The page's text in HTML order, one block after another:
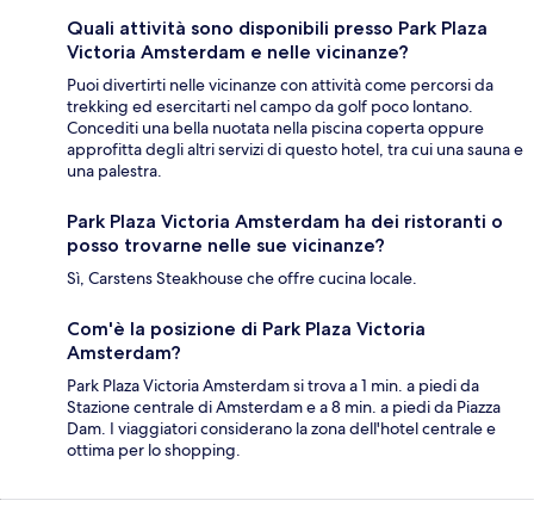
Quali attività sono disponibili presso Park Plaza
Victoria Amsterdam e nelle vicinanze?
Puoi divertirti nelle vicinanze con attività come percorsi da
trekking ed esercitarti nel campo da golf poco lontano.
Concediti una bella nuotata nella piscina coperta oppure
approfitta degli altri servizi di questo hotel, tra cui una sauna e
una palestra.
Park Plaza Victoria Amsterdam ha dei ristoranti o
posso trovarne nelle sue vicinanze?
Sì, Carstens Steakhouse che offre cucina locale.
Com'è la posizione di Park Plaza Victoria
Amsterdam?
Park Plaza Victoria Amsterdam si trova a 1 min. a piedi da
Stazione centrale di Amsterdam e a 8 min. a piedi da Piazza
Dam. I viaggiatori considerano la zona dell'hotel centrale e
ottima per lo shopping.